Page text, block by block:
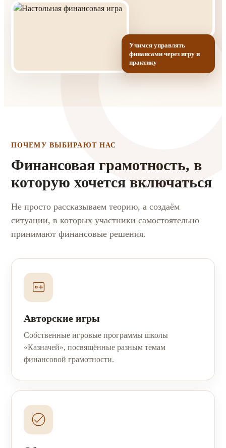
Учимся управлять
финансами через игру и
практику
ПОЧЕМУ ВЫБИРАЮТ НАС
Финансовая грамотность, в
которую хочется включаться
Не просто рассказываем теорию, а создаём
ситуации, в которых участники самостоятельно
принимают финансовые решения.
Авторские игры
Собственные игровые программы школы
«Казначей», посвящённые разным темам
финансовой грамотности.